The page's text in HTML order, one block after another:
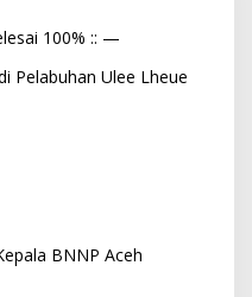
100% :: —
Pelabuhan Ulee Lheue
BNNP Aceh